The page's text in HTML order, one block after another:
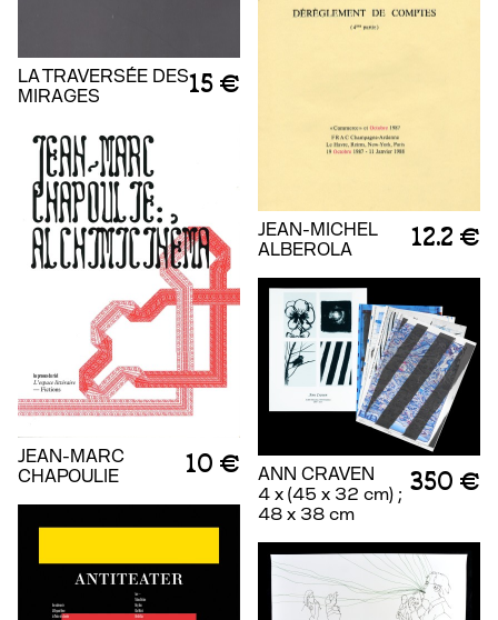
LA TRAVERSÉE DES
MIRAGES
15 €
JEAN-MICHEL
ALBEROLA
12.2 €
JEAN-MARC
CHAPOULIE
10 €
ANN CRAVEN
4 x (45 x 32 cm) ;
48 x 38 cm
350 €